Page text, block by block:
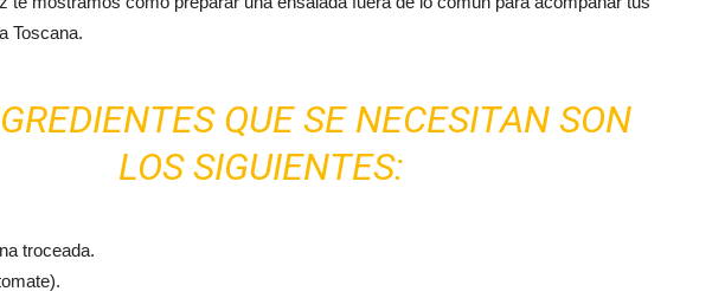
Toscana.
QUE SE NECESITAN SON
LOS SIGUIENTES:
troceada.